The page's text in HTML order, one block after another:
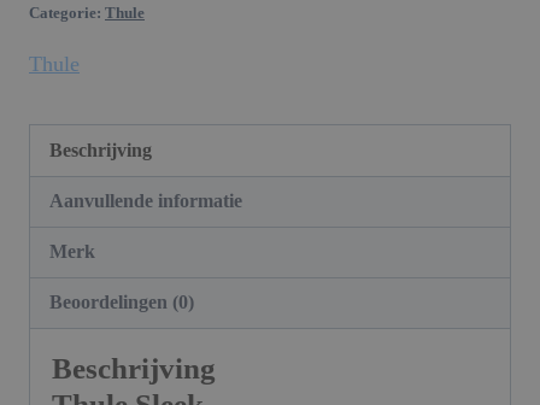
Categorie: Thule
Thule
Beschrijving
Aanvullende informatie
Merk
Beoordelingen (0)
Beschrijving